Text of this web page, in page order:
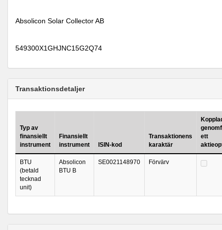
Absolicon Solar Collector AB
549300X1GHJNC15G2Q74
Transaktionsdetaljer
Typ av
finansiellt
instrument
Finansiellt
instrument
ISIN-kod
Transaktionens
karaktär
ett
BTU
(betald
tecknad
unit)
Absolicon
BTU B
SE0021148970 Förvärv